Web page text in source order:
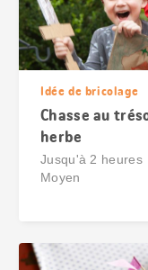
Idée de bricolage
Chasse au
herbe
Jusqu'à 2 heures
Moyen